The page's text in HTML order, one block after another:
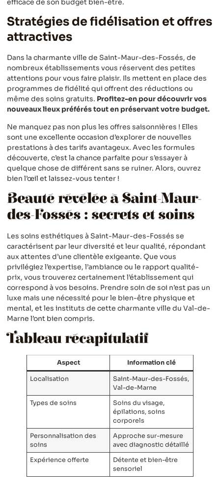
efficace de son budget bien-être.
Stratégies de fidélisation et offres
attractives
Dans la charmante ville de Saint-Maur-des-Fossés, de
nombreux établissements vous réservent des petites
attentions pour vous faire plaisir. Ils mettent en place des
programmes de fidélité qui offrent des réductions ou
même des soins gratuits. Profitez-en pour découvrir vos
nouveaux lieux préférés tout en préservant votre budget.
Ne manquez pas non plus les offres saisonnières ! Elles
sont une excellente occasion d’explorer de nouvelles
prestations à des tarifs avantageux. Avec les formules
découverte, c’est la chance parfaite pour s’essayer à
quelque chose de différent sans se ruiner. Alors, ouvrez
bien l’œil et laissez-vous tenter !
Beauté révélée à Saint-Maur-
des-Fossés : secrets et soins
Les soins esthétiques à Saint-Maur-des-Fossés se
caractérisent par leur diversité et leur qualité, répondant
aux attentes d’une clientèle exigeante. Que vous
privilégiez l’expertise, l’ambiance ou le rapport qualité-
prix, vous trouverez certainement l’établissement qui
correspond à vos besoins. Prendre soin de soi n’est pas un
luxe mais une nécessité pour le bien-être physique et
mental, et les instituts de cette charmante ville du Val-de-
Marne l’ont bien compris.
Tableau récapitulatif
Aspect Information clé
Localisation
Saint-Maur-des-Fossés,
Val-de-Marne
Types de soins
Soins du visage,
épilations, soins
corporels
Personnalisation des
soins
Approche sur-mesure
avec diagnostic détaillé
Expérience offerte
Détente et bien-être
sensoriel